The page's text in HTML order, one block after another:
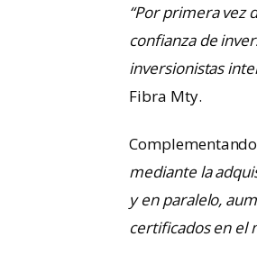
“Por primera vez
confianza de
inversionistas
Fibra Mty.
mediante la
y en paralelo,
certificados en el